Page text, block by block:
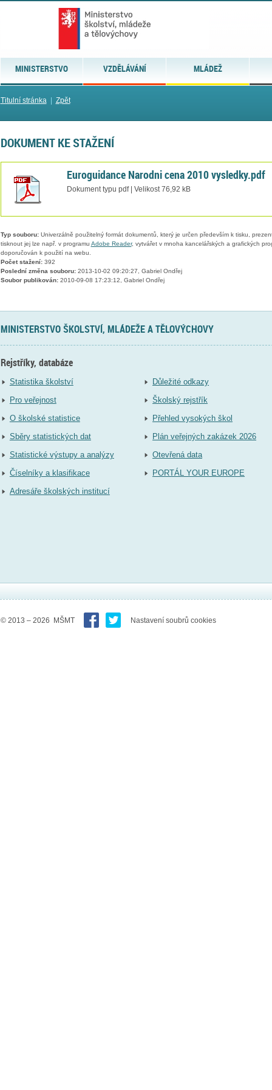
MINISTERSTVO VZDĚLÁVÁNÍ MLÁDEŽ
Titulní stránka| Zpět
DOKUMENT KE STAŽENÍ
Euroguidance Narodni cena 2010 vysledky.pdf
Dokument typu pdf | Velikost 76,92 kB
Typ souboru:Univerzálně použitelný formát dokumentů, který je určen především k tisku,
tisknout jej lze např. v programu Adobe Reader, vytvářet v mnoha kancelářských a grafických
doporučován k použití na webu.
Počet stažení:392
Poslední změna souboru:2013-10-02 09:20:27, Gabriel Ondřej
Soubor publikován:2010-09-08 17:23:12, Gabriel Ondřej
MINISTERSTVO ŠKOLSTVÍ, MLÁDEŽE A TĚLOVÝCHOVY
Rejstříky, databáze
Statistika školství
Pro veřejnost
O školské statistice
Sběry statistických dat
Statistické výstupy a analýzy
Číselníky a klasifikace
Adresáře školských institucí
Důležité odkazy
Školský rejstřík
Přehled vysokých škol
Plán veřejných zakázek 2026
Otevřená data
PORTÁL YOUR EUROPE
© 2013 – 2026 MŠMT Nastavení soubrů cookies